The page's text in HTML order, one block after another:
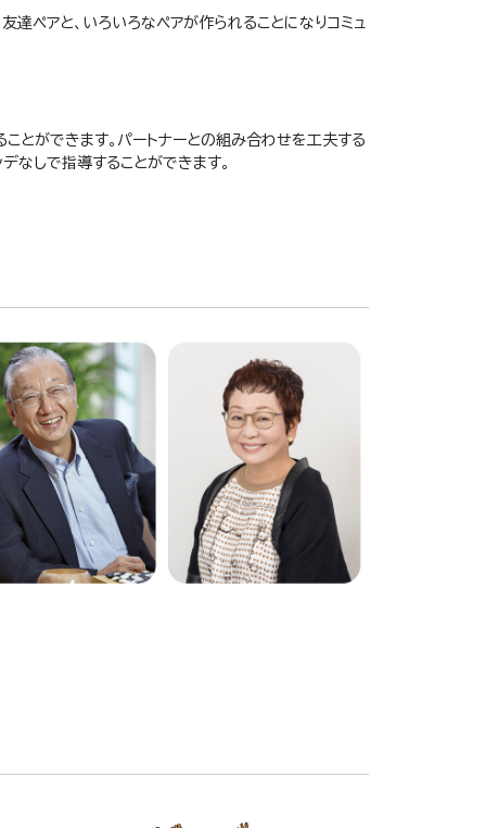
達ペアと、いろいろなペアが作られることになりコミュ
とができます。パートナーとの組み合わせを工夫する
なしで指導することができます。